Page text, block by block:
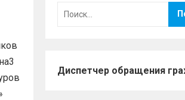
Диспетчер обращения